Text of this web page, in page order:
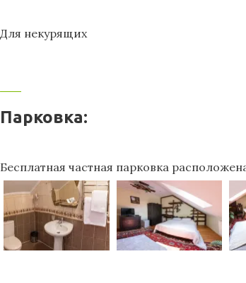
Для некурящих
Парковка:
Бесплатная частная парковка